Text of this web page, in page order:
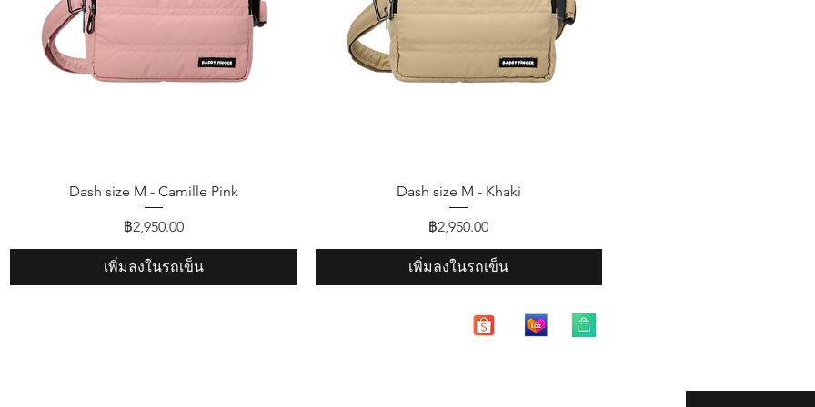
ดูข้อมูลด่วน
Dash size M - Camille Pink
ราคา
฿2,950.00
เพิ่มลงในรถเข็น
ดูข้อมูลด่วน
Dash size M - Khaki
ราคา
฿2,950.00
เพิ่มลงในรถเข็น